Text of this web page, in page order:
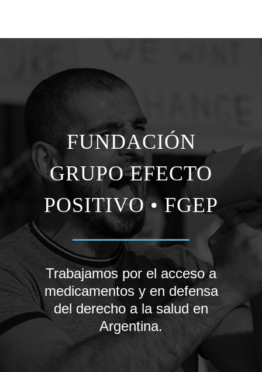
FUNDACIÓN
GRUPO EFECTO
POSITIVO • FGEP
Trabajamos por el acceso a
medicamentos y en defensa
del derecho a la salud en
Argentina.